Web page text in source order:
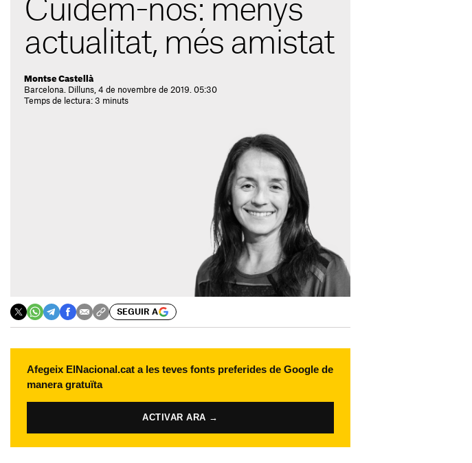
Cuidem-nos: menys
actualitat, més amistat
Montse Castellà
Barcelona. Dilluns, 4 de novembre de 2019. 05:30
Temps de lectura: 3 minuts
SEGUIR A
Afegeix ElNacional.cat a les teves fonts preferides de Google de
manera gratuïta
ACTIVAR ARA →